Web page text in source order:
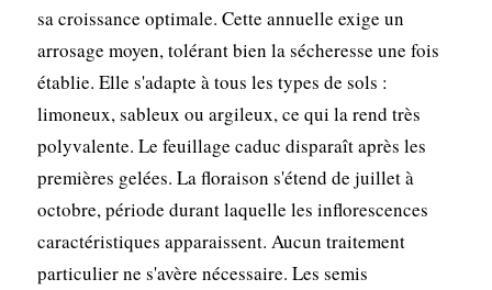
sa croissance optimale. Cette annuelle exige un
arrosage moyen, tolérant bien la sécheresse une fois
établie. Elle s'adapte à tous les types de sols :
limoneux, sableux ou argileux, ce qui la rend très
polyvalente. Le feuillage caduc disparaît après les
premières gelées. La floraison s'étend de juillet à
octobre, période durant laquelle les inflorescences
caractéristiques apparaissent. Aucun traitement
particulier ne s'avère nécessaire. Les semis